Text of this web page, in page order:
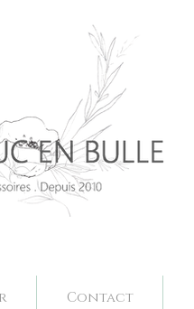
Contact